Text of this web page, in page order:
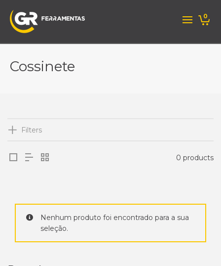
0
Cossinete
Filters
0 products
Nenhum produto foi encontrado para a sua
seleção.